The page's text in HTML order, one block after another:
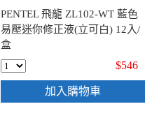
PENTEL 飛龍 ZL102-WT 藍色
易壓迷你修正液(立可白) 12入/
盒
$546
加入購物車